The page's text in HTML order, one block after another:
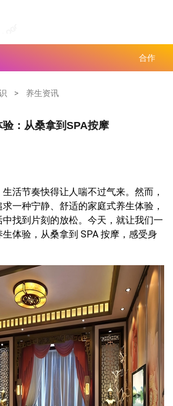
合作
> 养生资讯
：从桑拿到SPA按摩
节奏快得让人喘不过气来。然而，
一种宁静、舒适的家庭式养生体验，
找到片刻的放松。今天，就让我们一
体验，从桑拿到 SPA 按摩，感受身